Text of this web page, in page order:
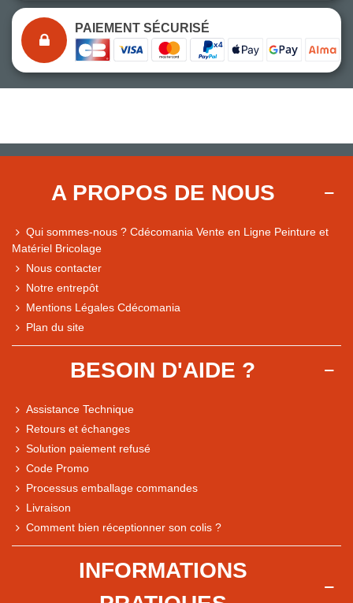
Comparaison des performances du magasin
PAIEMENT SÉCURISÉ
A PROPOS DE NOUS
Qui sommes-nous ? Cdécomania Vente en Ligne Peinture et
Matériel Bricolage
Nous contacter
Notre entrepôt
Mentions Légales Cdécomania
Plan du site
BESOIN D'AIDE ?
Assistance Technique
Retours et échanges
Solution paiement refusé
Code Promo
Processus emballage commandes
Livraison
Comment bien réceptionner son colis ?
INFORMATIONS